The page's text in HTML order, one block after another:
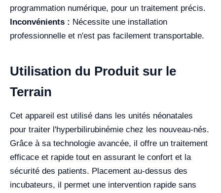
programmation numérique, pour un traitement précis.
Inconvénients : Nécessite une installation
professionnelle et n'est pas facilement transportable.
Utilisation du Produit sur le
Terrain
Cet appareil est utilisé dans les unités néonatales
pour traiter l'hyperbilirubinémie chez les nouveau-nés.
Grâce à sa technologie avancée, il offre un traitement
efficace et rapide tout en assurant le confort et la
sécurité des patients. Placement au-dessus des
incubateurs, il permet une intervention rapide sans